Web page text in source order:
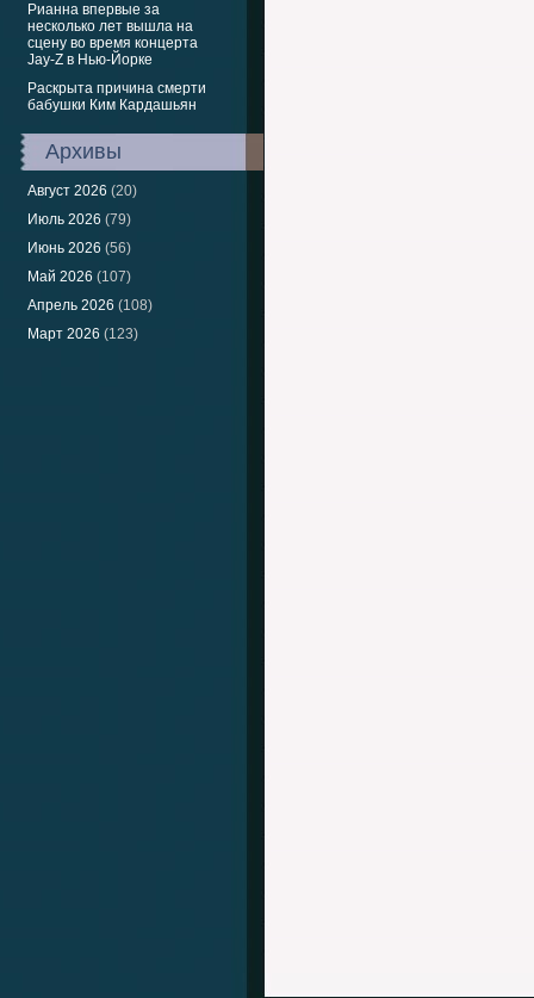
Рианна впервые за
несколько лет вышла на
сцену во время концерта
Jay-Z в Нью-Йорке
Раскрыта причина смерти
бабушки Ким Кардашьян
Архивы
Август 2026 (20)
Июль 2026 (79)
Июнь 2026 (56)
Май 2026 (107)
Апрель 2026 (108)
Март 2026 (123)